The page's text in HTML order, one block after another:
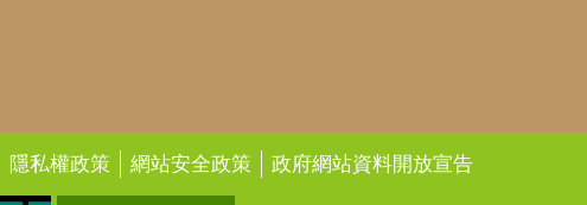
隱私權政策 網站安全政策 政府網站資料開放宣告